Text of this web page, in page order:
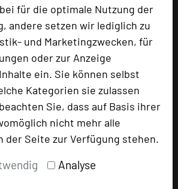
für die optimale Nutzung der
andere setzen wir lediglich zu
und Marketingzwecken, für
oder zur Anzeige
ein. Sie können selbst
Kategorien sie zulassen
Sie, dass auf Basis ihrer
nicht mehr alle
der Seite zur Verfügung stehen.
Analyse
(Personen)
6